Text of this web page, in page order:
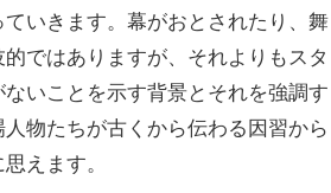
いきます。幕がおとされたり、舞
ではありますが、それよりもスタ
いことを示す背景とそれを強調す
物たちが古くから伝わる因習から
えます。